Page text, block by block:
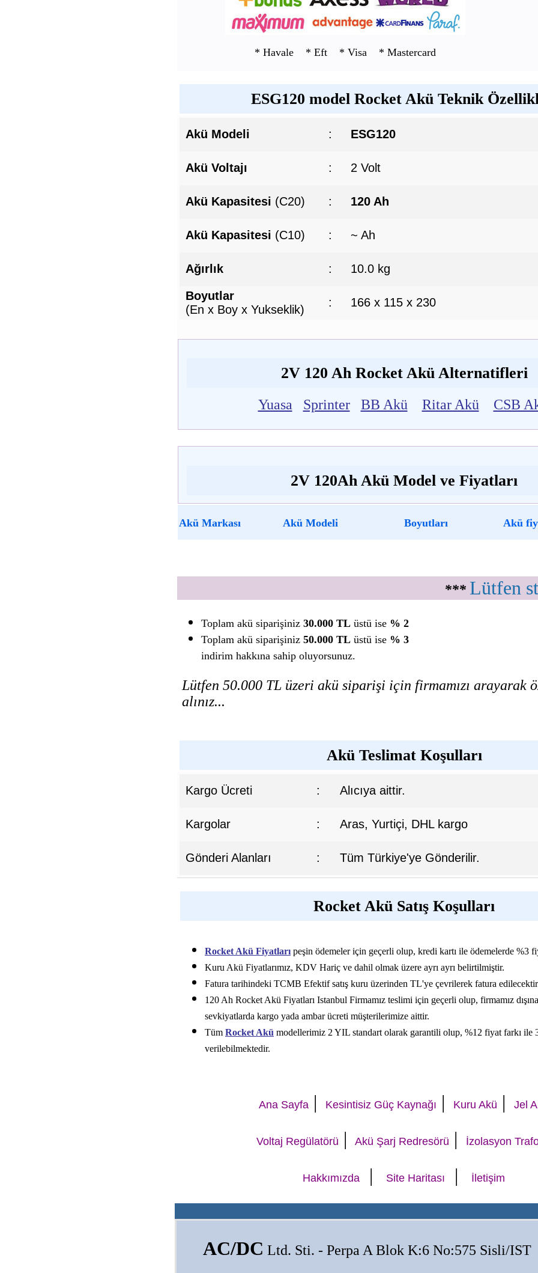
* Havale * Eft * Visa * Mastercard
ESG120 model Rocket Akü Teknik
Akü Modeli : ESG120
Akü Voltajı : 2 Volt
Akü Kapasitesi (C20) : 120 Ah
Akü Kapasitesi (C10) : ~ Ah
Ağırlık : 10.0 kg
Boyutlar
(En x Boy x Yukseklik)
: 166 x 115 x 230
2V 120 Ah Rocket Akü Alternatifleri
Yuasa Sprinter BB Akü Ritar Akü CSB
2V 120Ah Akü Model ve Fiyatları
Akü Markası Akü Modeli Boyutları Akü
*** Lütfen
Toplam akü siparişiniz 30.000 TL üstü ise % 2
Toplam akü siparişiniz 50.000 TL üstü ise % 3
indirim hakkına sahip oluyorsunuz.
Lütfen 50.000 TL üzeri akü siparişi için firmamızı arayarak
alınız...
Akü Teslimat Koşulları
Kargo Ücreti : Alıcıya aittir.
Kargolar : Aras, Yurtiçi, DHL kargo
Gönderi Alanları : Tüm Türkiye'ye Gönderilir.
Rocket Akü Satış Koşulları
Rocket Akü Fiyatları peşin ödemeler için geçerli olup, kredi kartı ile ödemelerde %3
Kuru Akü Fiyatlarımız, KDV Hariç ve dahil olmak üzere ayrı ayrı belirtilmiştir.
Fatura tarihindeki TCMB Efektif satış kuru üzerinden TL'ye çevrilerek fatura
120 Ah Rocket Akü Fiyatları Istanbul Firmamız teslimi için geçerli olup, firmamız
sevkiyatlarda kargo yada ambar ücreti müşterilerimize aittir.
Tüm Rocket Akü modellerimiz 2 YIL standart olarak garantili olup, %12 fiyat farkı ile
verilebilmektedir.
Ana Sayfa| Kesintisiz Güç Kaynağı | Kuru Akü | Jel
Voltaj Regülatörü | Akü Şarj Redresörü | İzolasyon
Hakkımızda| Site Haritası | İletişim
AC/DC Ltd. Sti. - Perpa A Blok K:6 No:575 Sisli/IST